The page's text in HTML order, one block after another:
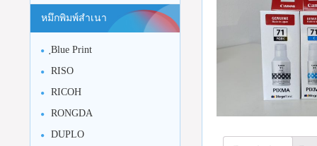
หมึกพิมพ์สำเนา
ฺBlue Print
RISO
RICOH
RONGDA
DUPLO